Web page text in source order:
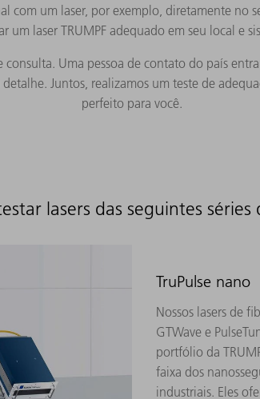
com um laser, por exemplo, diretamente no
um laser TRUMPF adequado em seu local e
consulta. Uma pessoa de contato do país
Juntos, realizamos um teste de
perfeito para você.
lasers das seguintes
TruPulse nano
Nossos lasers de
GTWave e
portfólio da
faixa dos
industriais. Eles